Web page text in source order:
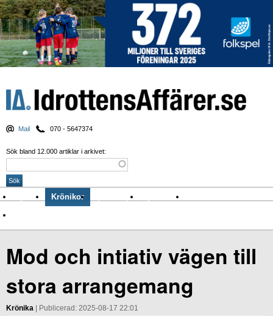
Mail 070 - 5647374
Sök bland 12.000 artiklar i arkivet:
Nyheter Krönikor Sport & spel Nyhetsbrev
Mod och intiativ vägen till
stora arrangemang
Krönika | Publicerad: 2025-08-17 22:01